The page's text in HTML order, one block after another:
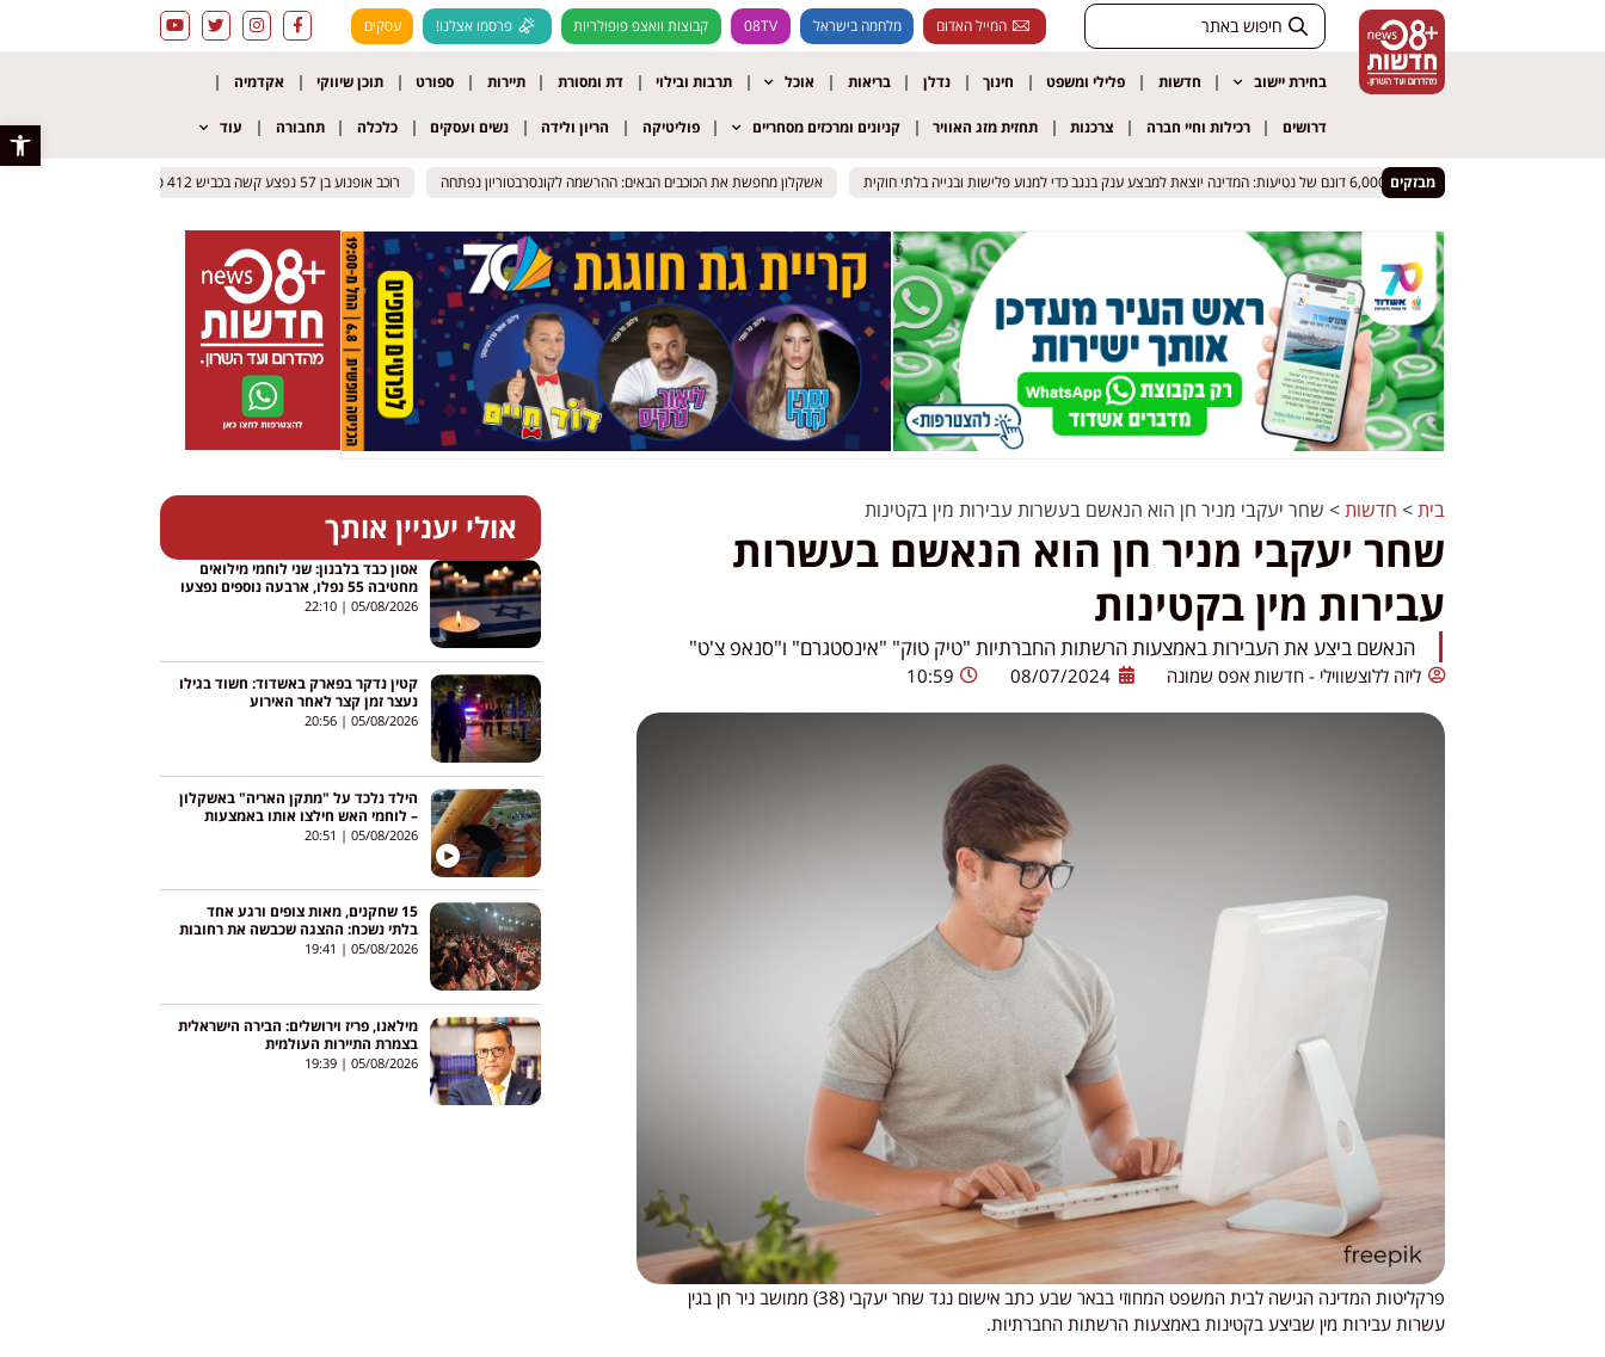
פתח
המייל האדום מלחמה בישראל 08TV קבוצות וואצפ פופולריות פרסמו אצלנו! עסקים
בחירת יישוב חדשות פלילי ומשפט חינוך נדלן בריאות אוכל תרבות ובילוי דת ומסורת תיירות ספורט תוכן שיווקי אקדמיה
דרושים רכילות וחיי חברה צרכנות תחזית מזג האוויר קניונים ומרכזים מסחריים פוליטיקה הריון ולידה נשים ועסקים כלכלה תחבורה עוד
מבזקים6,000 דונם של נטיעות: המדינה יוצאת למבצע ענק בנגב כדי למנוע פלישות ובנייה בלתי חוקית אשקלון מחפשת את הכוכבים הבאים: ההרשמה לקונסרבטוריון נפתחה 6,000 דונם של נטיעות: המדינה יוצאת למבצע ענק בנגב כדי למנוע פלישות ובנייה בלתי חוקית אשקלון מחפשת את הכוכבים הבאים: ההרשמה לקונסרבטוריון נפתחה רוכב אופנוע בן 57 נפצע קשה בכביש 412 סמוך לאור יהודה
רוכב אופנוע בן 57 נפצע קשה בכביש 412 סמוך לאור יהודה
בית> חדשות> שחר יעקבי מניר חן הוא הנאשם בעשרות עבירות מין בקטינות
שחר יעקבי מניר חן הוא הנאשם בעשרות
עבירות מין בקטינות
הנאשם ביצע את העבירות באמצעות הרשתות החברתיות "טיק טוק" "אינסטגרם" ו"סנאפ צ'ט"
ליזה ללוצשווילי - חדשות אפס שמונה 08/07/2024
10:59
פרקליטות המדינה הגישה לבית המשפט המחוזי בבאר שבע כתב אישום נגד שחר יעקבי (38) ממושב ניר חן בגין
עשרות עבירות מין שביצע בקטינות באמצעות הרשתות החברתיות.
אולי יעניין אותך
אסון כבד בלבנון: שני לוחמי מילואים
מחטיבה 55 נפלו, ארבעה נוספים נפצעו
05/08/2026
22:10
קטין נדקר בפארק באשדוד: חשוד בגילו
נעצר זמן קצר לאחר האירוע
05/08/2026
20:56
הילד נלכד על "מתקן האריה" באשקלון
– לוחמי האש חילצו אותו באמצעות
מנוף
05/08/2026
15 שחקנים, מאות צופים ורגע אחד
בלתי נשכח: ההצגה שכבשה את רחובות
05/08/2026
מילאנו, פריז וירושלים: הבירה הישראלית
בצמרת התיירות העולמית
05/08/2026
19:39